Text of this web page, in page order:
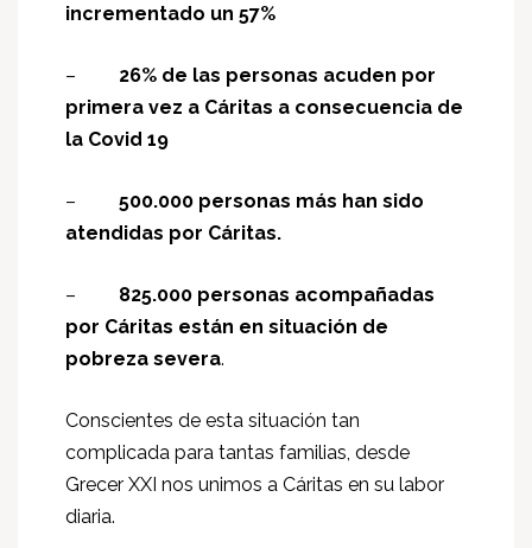
incrementado un 57%
– 26% de las personas acuden por
primera vez a Cáritas a consecuencia de
la Covid 19
– 500.000 personas más han sido
atendidas por Cáritas.
– 825.000 personas acompañadas
por Cáritas están en situación de
pobreza severa.
Conscientes de esta situación tan
complicada para tantas familias, desde
Grecer XXI nos unimos a Cáritas en su labor
diaria.